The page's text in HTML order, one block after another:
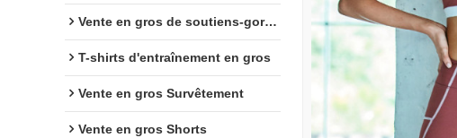
Vente en gros de soutiens-gorge de sport
T-shirts d'entraînement en gros
Vente en gros Survêtement
Vente en gros Shorts